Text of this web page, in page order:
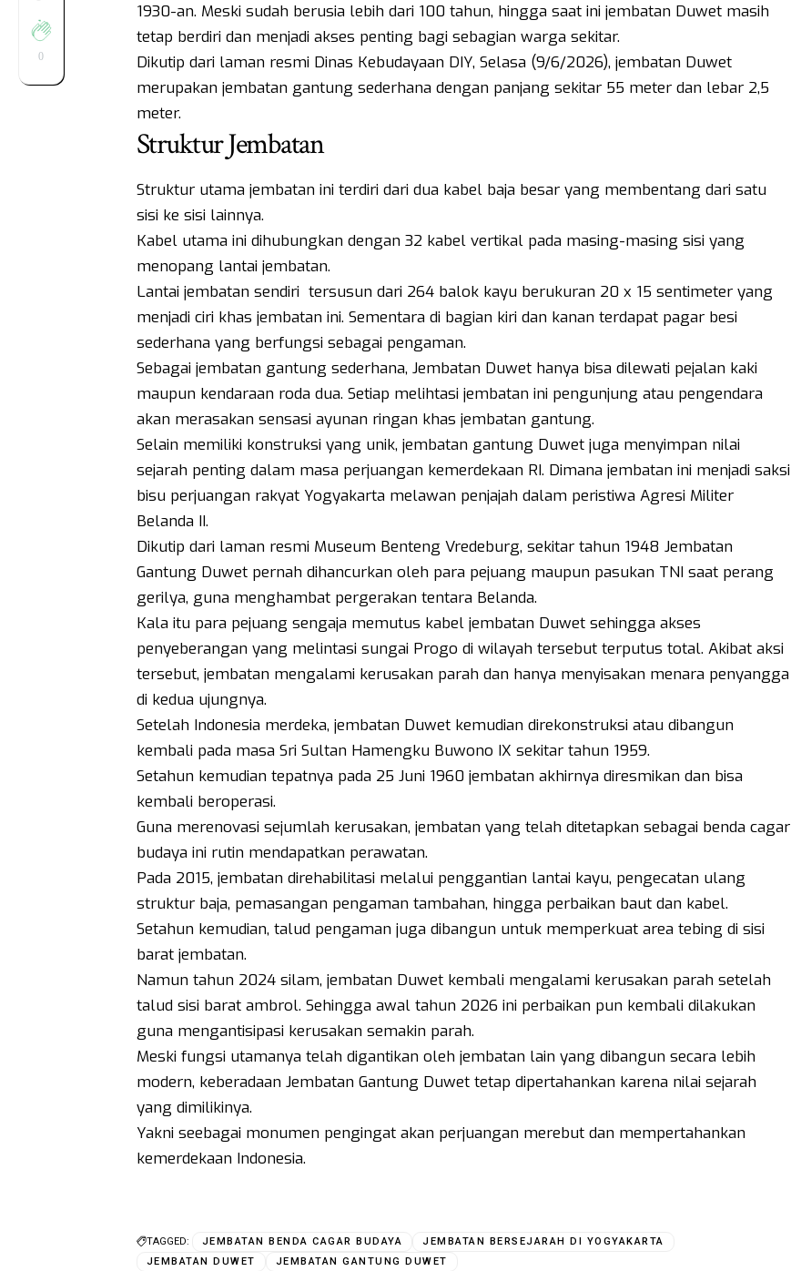
0
1930-an. Meski sudah berusia lebih dari 100 tahun, hingga saat ini jembatan Duwet masih
tetap berdiri dan menjadi akses penting bagi sebagian warga sekitar.
Dikutip dari laman resmi Dinas Kebudayaan DIY, Selasa (9/6/2026), jembatan Duwet
merupakan jembatan gantung sederhana dengan panjang sekitar 55 meter dan lebar 2,5
meter.
Struktur Jembatan
Struktur utama jembatan ini terdiri dari dua kabel baja besar yang membentang dari satu
sisi ke sisi lainnya.
Kabel utama ini dihubungkan dengan 32 kabel vertikal pada masing-masing sisi yang
menopang lantai jembatan.
Lantai jembatan sendiri tersusun dari 264 balok kayu berukuran 20 x 15 sentimeter yang
menjadi ciri khas jembatan ini. Sementara di bagian kiri dan kanan terdapat pagar besi
sederhana yang berfungsi sebagai pengaman.
Sebagai jembatan gantung sederhana, Jembatan Duwet hanya bisa dilewati pejalan kaki
maupun kendaraan roda dua. Setiap melihtasi jembatan ini pengunjung atau pengendara
akan merasakan sensasi ayunan ringan khas jembatan gantung.
Selain memiliki konstruksi yang unik, jembatan gantung Duwet juga menyimpan nilai
sejarah penting dalam masa perjuangan kemerdekaan RI. Dimana jembatan ini menjadi saksi
bisu perjuangan rakyat Yogyakarta melawan penjajah dalam peristiwa Agresi Militer
Belanda II.
Dikutip dari laman resmi Museum Benteng Vredeburg, sekitar tahun 1948 Jembatan
Gantung Duwet pernah dihancurkan oleh para pejuang maupun pasukan TNI saat perang
gerilya, guna menghambat pergerakan tentara Belanda.
Kala itu para pejuang sengaja memutus kabel jembatan Duwet sehingga akses
penyeberangan yang melintasi sungai Progo di wilayah tersebut terputus total. Akibat aksi
tersebut, jembatan mengalami kerusakan parah dan hanya menyisakan menara penyangga
di kedua ujungnya.
Setelah Indonesia merdeka, jembatan Duwet kemudian direkonstruksi atau dibangun
kembali pada masa Sri Sultan Hamengku Buwono IX sekitar tahun 1959.
Setahun kemudian tepatnya pada 25 Juni 1960 jembatan akhirnya diresmikan dan bisa
kembali beroperasi.
Guna merenovasi sejumlah kerusakan, jembatan yang telah ditetapkan sebagai benda cagar
budaya ini rutin mendapatkan perawatan.
Pada 2015, jembatan direhabilitasi melalui penggantian lantai kayu, pengecatan ulang
struktur baja, pemasangan pengaman tambahan, hingga perbaikan baut dan kabel.
Setahun kemudian, talud pengaman juga dibangun untuk memperkuat area tebing di sisi
barat jembatan.
Namun tahun 2024 silam, jembatan Duwet kembali mengalami kerusakan parah setelah
talud sisi barat ambrol. Sehingga awal tahun 2026 ini perbaikan pun kembali dilakukan
guna mengantisipasi kerusakan semakin parah.
Meski fungsi utamanya telah digantikan oleh jembatan lain yang dibangun secara lebih
modern, keberadaan Jembatan Gantung Duwet tetap dipertahankan karena nilai sejarah
yang dimilikinya.
Yakni seebagai monumen pengingat akan perjuangan merebut dan mempertahankan
kemerdekaan Indonesia.
TAGGED: JEMBATAN BENDA CAGAR BUDAYA
JEMBATAN BERSEJARAH DI YOGYAKARTA
JEMBATAN DUWET
JEMBATAN GANTUNG DUWET